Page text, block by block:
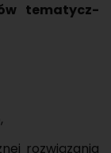
te­ma­tycz­
roz­wią­za­nia